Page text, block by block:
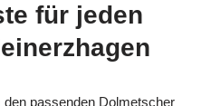
für jeden
passenden Dolmetscher